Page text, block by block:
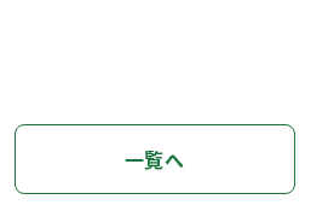
一覧へ